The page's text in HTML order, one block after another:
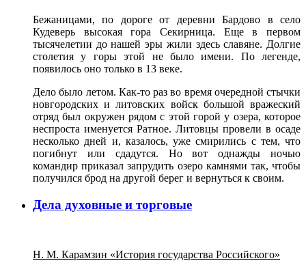
Бежаницами, по дороге от деревни Бардово в село
Кудеверь высокая гора Секирница. Еще в первом
тысячелетии до нашей эры жили здесь славяне. Долгие
столетия у горы этой не было имени. По легенде,
появилось оно только в 13 веке.
Дело было летом. Как-то раз во время очередной стычки
новгородских и литовских войск большой вражеский
отряд был окружен рядом с этой горой у озера, которое
неспроста именуется Ратное. Литовцы провели в осаде
несколько дней и, казалось, уже смирились с тем, что
погибнут или сдадутся. Но вот однажды ночью
командир приказал запрудить озеро камнями так, чтобы
получился брод на другой берег и вернуться к своим.
Дела духовные и торговые
Н. М. Карамзин «История государства Российского»